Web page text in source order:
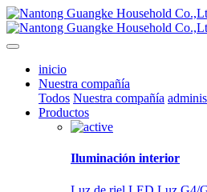
inicio
Nuestra compañía
Todos Nuestra compañía
Productos
Iluminación interior